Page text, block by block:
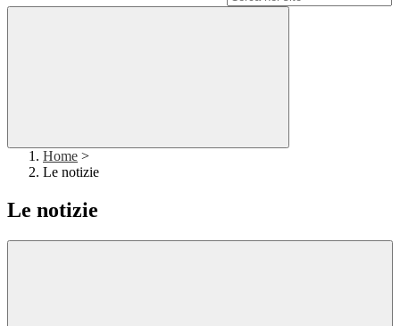
Home >
Le notizie
Le notizie